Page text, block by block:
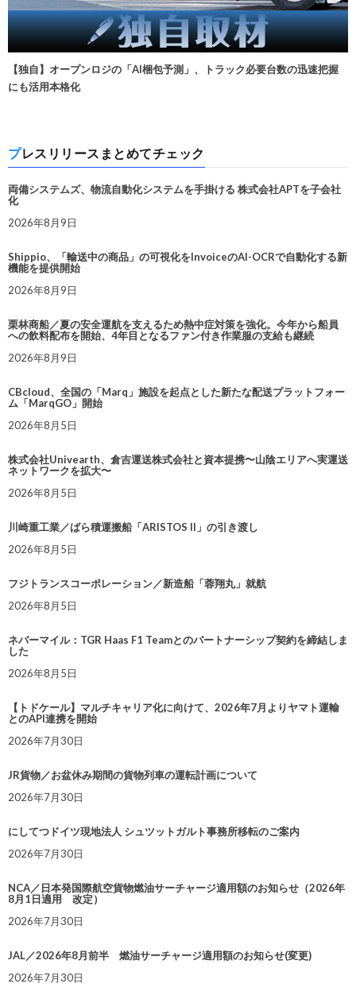
【独自】オープンロジの「AI梱包予測」、トラック必要台数の迅速把握
にも活用本格化
プレスリリースまとめてチェック
両備システムズ、物流自動化システムを手掛ける 株式会社APTを子会社
化
2026年8月9日
Shippio、「輸送中の商品」の可視化をInvoiceのAI-OCRで自動化する新
機能を提供開始
2026年8月9日
栗林商船／夏の安全運航を支えるため熱中症対策を強化。今年から船員
への飲料配布を開始、4年目となるファン付き作業服の支給も継続
2026年8月9日
CBcloud、全国の「Marq」施設を起点とした新たな配送プラットフォー
ム「MarqGO」開始
2026年8月5日
株式会社Univearth、倉吉運送株式会社と資本提携〜山陰エリアへ実運送
ネットワークを拡大〜
2026年8月5日
川崎重工業／ばら積運搬船「ARISTOS II」の引き渡し
2026年8月5日
フジトランスコーポレーション／新造船「蓉翔丸」就航
2026年8月5日
ネバーマイル：TGR Haas F1 Teamとのパートナーシップ契約を締結しま
した
2026年8月5日
【トドケール】マルチキャリア化に向けて、2026年7月よりヤマト運輸
とのAPI連携を開始
2026年7月30日
JR貨物／お盆休み期間の貨物列車の運転計画について
2026年7月30日
にしてつドイツ現地法人 シュツットガルト事務所移転のご案内
2026年7月30日
NCA／日本発国際航空貨物燃油サーチャージ適用額のお知らせ（2026年
8月1日適用 改定）
2026年7月30日
JAL／2026年8月前半 燃油サーチャージ適用額のお知らせ(変更)
2026年7月30日